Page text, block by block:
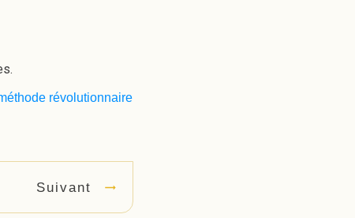
révolutionnaire
Suivant